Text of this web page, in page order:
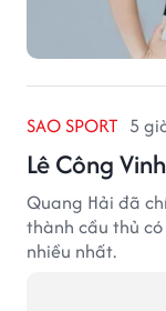
SAO SPORT 5
Lê Công
Quang Hải đã
thành cầu thủ
nhiều nhất.